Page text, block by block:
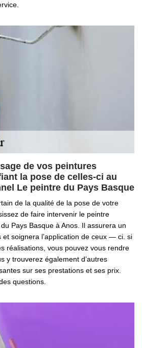
de vos peintures
la pose de celles-ci au
Le peintre du Pays Basque
de la qualité de la pose de votre
de faire intervenir le peintre
Pays Basque à Anos. Il assurera un
et soignera l’application de ceux — ci. si
réalisations, vous pouvez vous rendre
y trouverez également d’autres
sur ses prestations et ses prix.
questions.